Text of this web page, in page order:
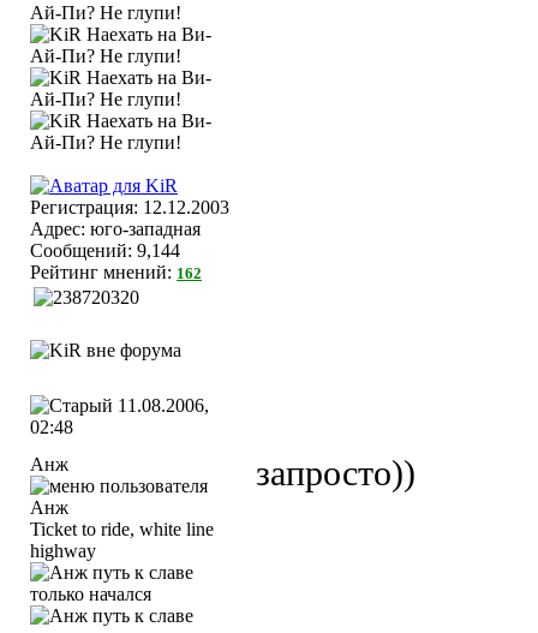
Регистрация: 12.12.2003
Адрес: юго-западная
Сообщений: 9,144
Рейтинг мнений: 162
11.08.2006,
02:48
Анж
Ticket to ride, white line
highway
запросто))